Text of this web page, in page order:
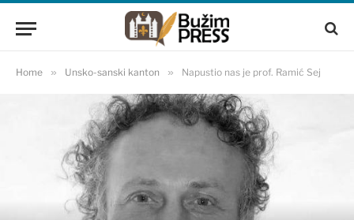
Home » Unsko-sanski kanton » Napustio nas je prof. Ramić Sej